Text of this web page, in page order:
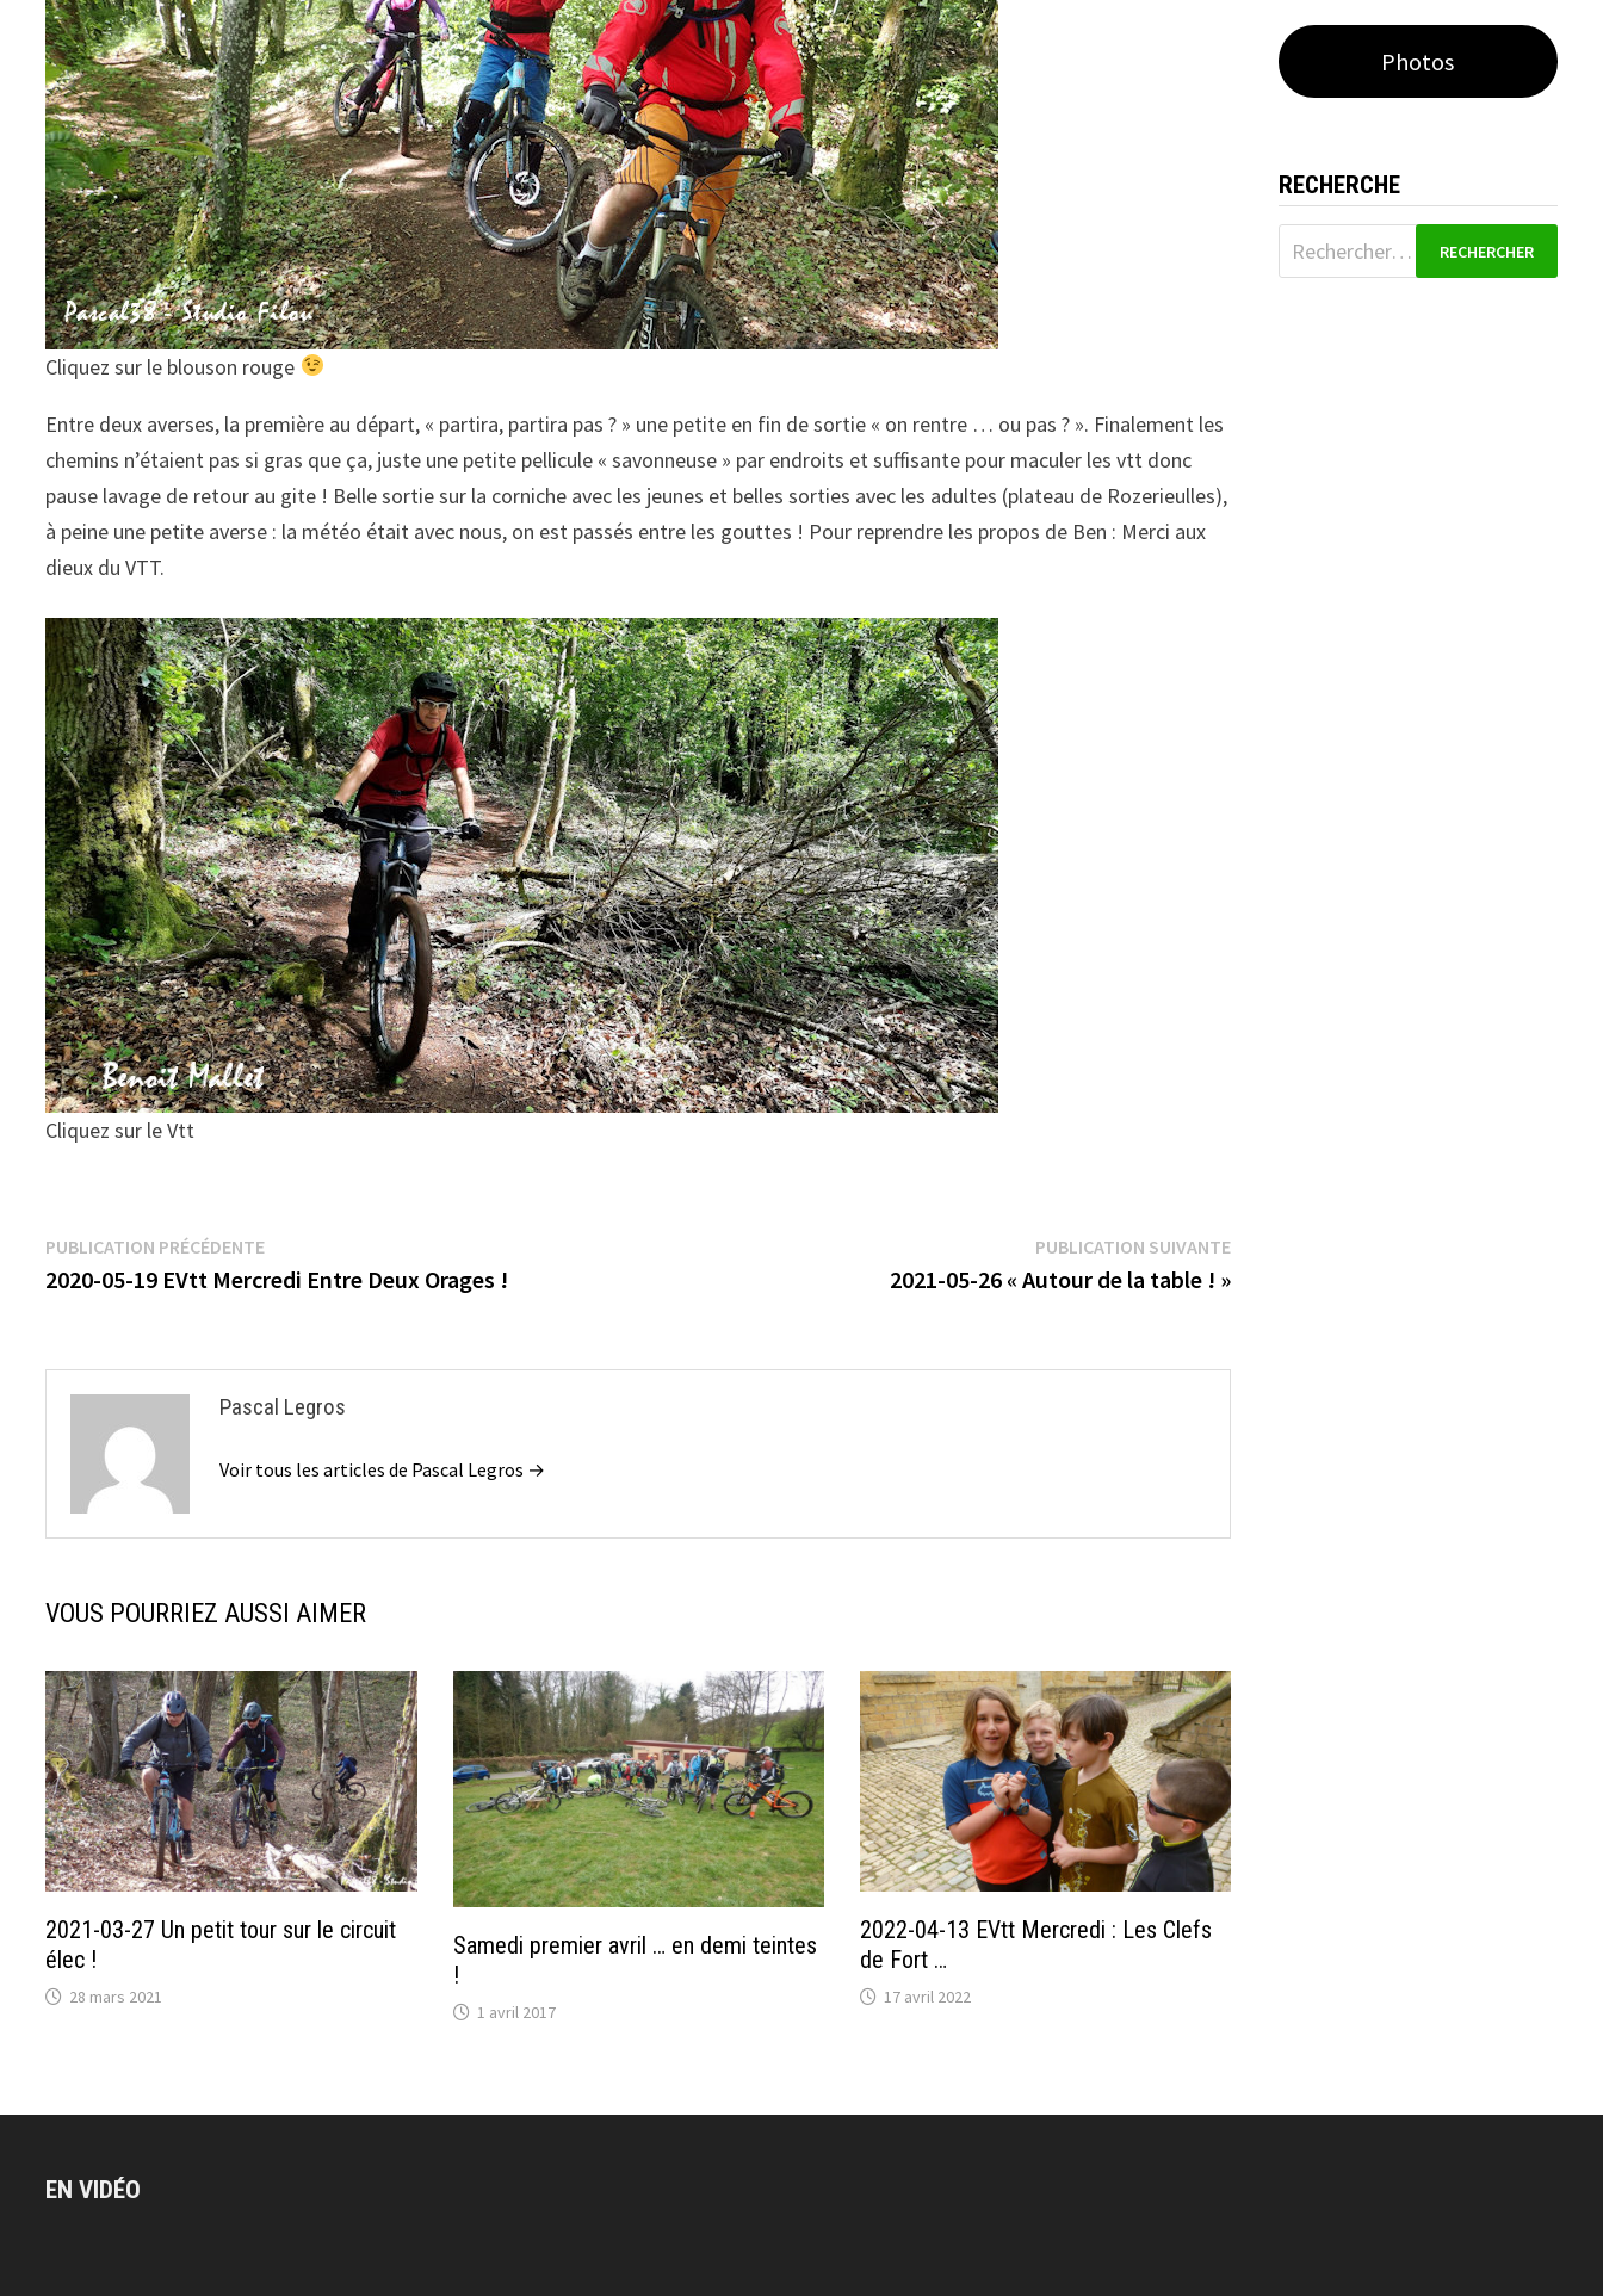
Cliquez sur le blouson rouge
Entre deux averses, la première au départ, « partira, partira pas ? » une petite en fin de sortie « on rentre … ou pas ? ». Finalement les
chemins n’étaient pas si gras que ça, juste une petite pellicule « savonneuse » par endroits et suffisante pour maculer les vtt donc
pause lavage de retour au gite ! Belle sortie sur la corniche avec les jeunes et belles sorties avec les adultes (plateau de Rozerieulles),
à peine une petite averse : la météo était avec nous, on est passés entre les gouttes ! Pour reprendre les propos de Ben : Merci aux
dieux du VTT.
Cliquez sur le Vtt
Navigation
de
PUBLICATION PRÉCÉDENTEPublication
précédente :
2020-05-19 EVtt Mercredi Entre Deux Orages !
PUBLICATION SUIVANTEPublication
suivante :
2021-05-26 « Autour de la table ! »
Pascal Legros
Voir tous les articles de Pascal Legros →
VOUS POURRIEZ AUSSI AIMER
2021-03-27 Un petit tour sur le circuit
élec !
28 mars 2021
Samedi premier avril … en demi teintes
!
1 avril 2017
2022-04-13 EVtt Mercredi : Les Clefs
de Fort …
17 avril 2022
Photos
RECHERCHE
Rechercher :
EN VIDÉO